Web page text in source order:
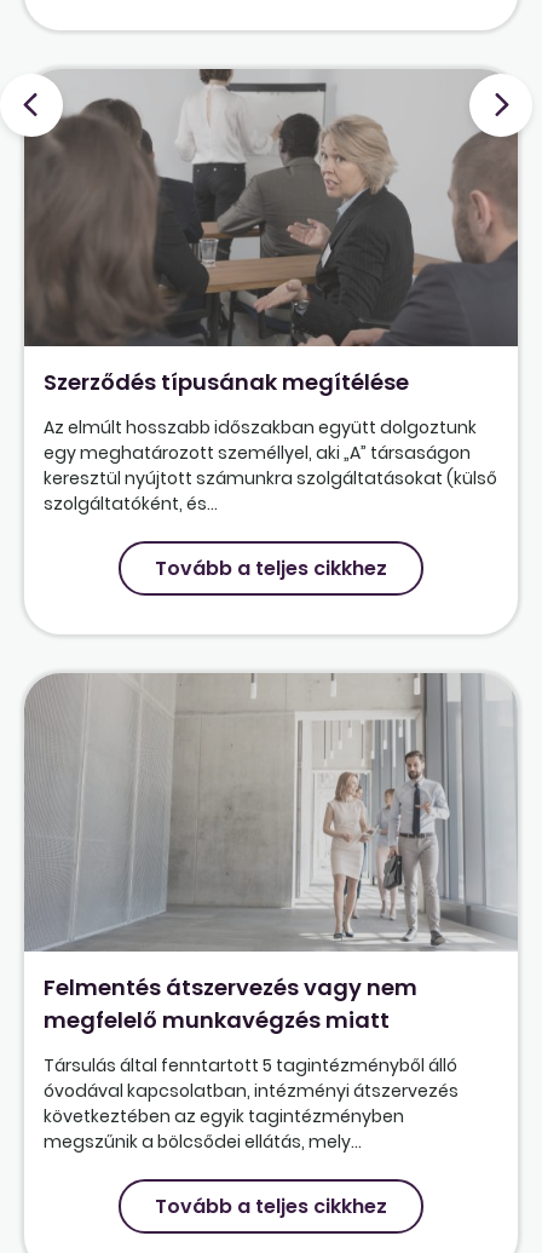
Szerződés típusának megítélése
Az elmúlt hosszabb időszakban együtt dolgoztunk
egy meghatározott személlyel, aki „A” társaságon
keresztül nyújtott számunkra szolgáltatásokat (külső
szolgáltatóként, és...
Tovább a teljes cikkhez
Felmentés átszervezés vagy nem
megfelelő munkavégzés miatt
Társulás által fenntartott 5 tagintézményből álló
óvodával kapcsolatban, intézményi átszervezés
következtében az egyik tagintézményben
megszűnik a bölcsődei ellátás, mely...
Tovább a teljes cikkhez